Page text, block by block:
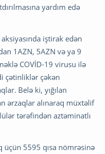
yardım edə
iştirak edən
1AZN, 5AZN və ya 9
COVİD-19 virusu ilə
çətinliklər çəkən
Belə ki, yığılan
ərzaqlar alınaraq müxtəlif
tərəfindən aztəminatlı
5595 qısa nömrəsinə